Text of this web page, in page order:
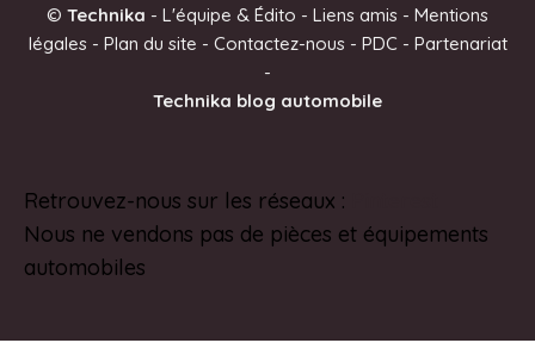
© Technika - L'équipe & Édito - Liens amis - Mentions
légales- Plan du site - Contactez-nous- PDC - Partenariat
-
Technika blog automobile
Retrouvez-nous sur les réseaux :
Nous ne vendons pas de pièces et équipements
automobiles